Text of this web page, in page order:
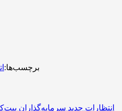
برچسب‌ها: